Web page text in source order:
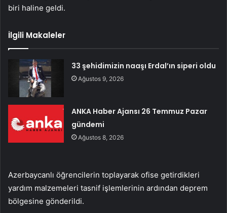
biri haline geldi.
İlgili Makaleler
33 şehidimizin naaşı Erdal’ın siperi oldu
Ağustos 9, 2026
ANKA Haber Ajansı 26 Temmuz Pazar
gündemi
Ağustos 8, 2026
Azerbaycanlı öğrencilerin toplayarak ofise getirdikleri
yardım malzemeleri tasnif işlemlerinin ardından deprem
bölgesine gönderildi.